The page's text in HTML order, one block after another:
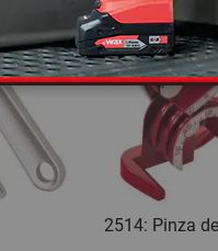
2514: Pinza